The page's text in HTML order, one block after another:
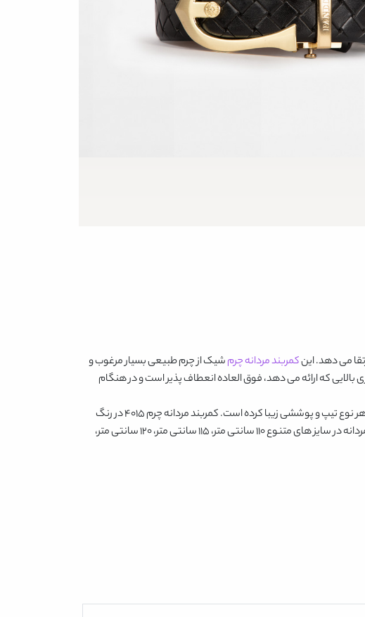
می دهد. اینکمربند مردانه چرمشیک از چرم طبیعی بسیار مرغوب و
بالایی که ارائه می دهد، فوق العاده انعطاف پذیر است و در هنگام
هر نوع تیپ و پوششی زیبا کرده است.کمربند مردانه چرم 4015
در رنگ
در سایز های متنوع 110 سانتی متر، 115 سانتی متر، 120 سانتی متر،